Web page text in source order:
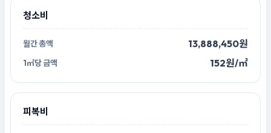
청소비
13,888,450원
152원/㎡
피복비